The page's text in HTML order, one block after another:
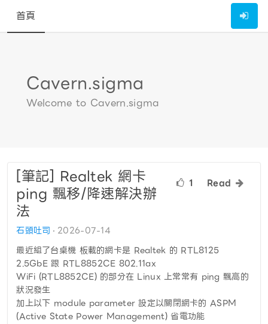
首頁
Cavern.sigma
Welcome to Cavern.sigma
1 Read
[筆記] Realtek 網卡
ping 飄移/降速解決辦
法
石頭吐司
2026-07-14
最近組了台桌機 板載的網卡是 Realtek 的 RTL8125
2.5GbE 跟 RTL8852CE 802.11ax
WiFi (RTL8852CE) 的部分在 Linux 上常常有 ping 飄高的
狀況發生
加上以下 module parameter 設定以關閉網卡的 ASPM
(Active State Power Management) 省電功能